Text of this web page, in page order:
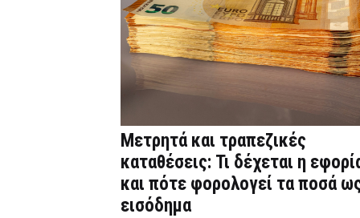
Μετρητά και τραπεζικές
καταθέσεις: Τι δέχεται η
και πότε φορολογεί τα ποσά
εισόδημα